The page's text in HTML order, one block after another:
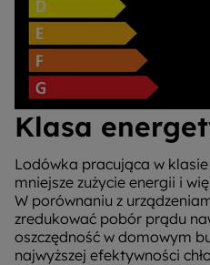
Klasa
Lodówka pracująca w
mniejsze zużycie energii i
W porównaniu z
zredukować pobór prądu
oszczędność w domowym
najwyższej efektywności